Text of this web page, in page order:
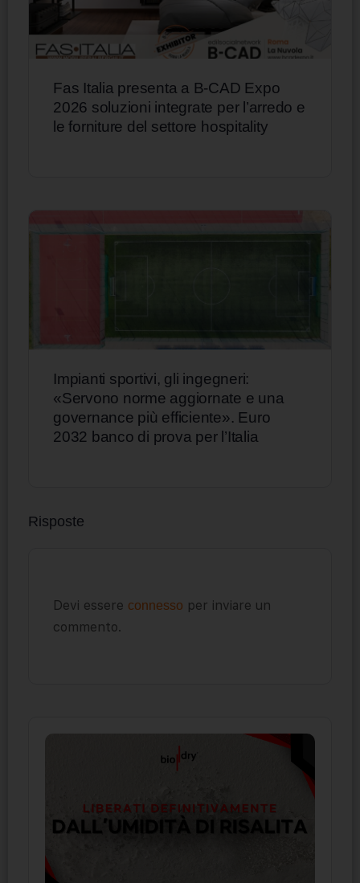
Fas Italia presenta a B-CAD Expo
2026 soluzioni integrate per l’arredo e
le forniture del settore hospitality
Impianti sportivi, gli ingegneri:
«Servono norme aggiornate e una
governance più efficiente». Euro
2032 banco di prova per l’Italia
Risposte
Devi essere connesso per inviare un
commento.